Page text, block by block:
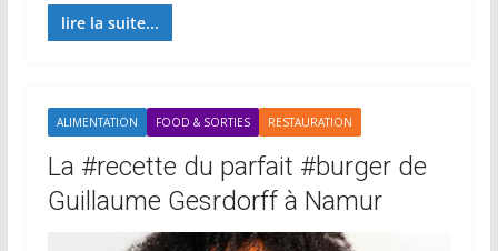
lire la suite...
ALIMENTATION FOOD & SORTIES RESTAURATION
La #recette du parfait #burger de
Guillaume Gesrdorff à Namur